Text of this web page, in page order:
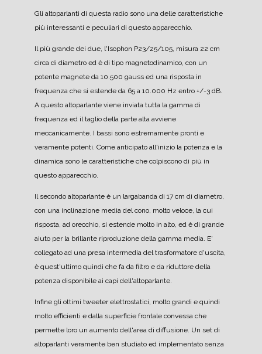
Gli altoparlanti di questa radio sono una delle caratteristiche
più interessanti e peculiari di questo apparecchio.
Il più grande dei due, l'Isophon P23/25/105, misura 22 cm
circa di diametro ed è di tipo magnetodinamico, con un
potente magnete da 10.500 gauss ed una risposta in
frequenza che si estende da 65 a 10.000 Hz entro +/-3 dB.
A questo altoparlante viene inviata tutta la gamma di
frequenza ed il taglio della parte alta avviene
meccanicamente. I bassi sono estremamente pronti e
veramente potenti. Come anticipato all'inizio la potenza e la
dinamica sono le caratteristiche che colpiscono di più in
questo apparecchio.
Il secondo altoparlante è un largabanda di 17 cm di diametro,
con una inclinazione media del cono, molto veloce, la cui
risposta, ad orecchio, si estende molto in alto, ed è di grande
aiuto per la brillante riproduzione della gamma media. E'
collegato ad una presa intermedia del trasformatore d'uscita,
è quest'ultimo quindi che fa da filtro e da riduttore della
potenza disponibile ai capi dell'altoparlante.
Infine gli ottimi tweeter elettrostatici, molto grandi e quindi
molto efficienti e dalla superficie frontale convessa che
permette loro un aumento dell'area di diffusione. Un set di
altoparlanti veramente ben studiato ed implementato senza